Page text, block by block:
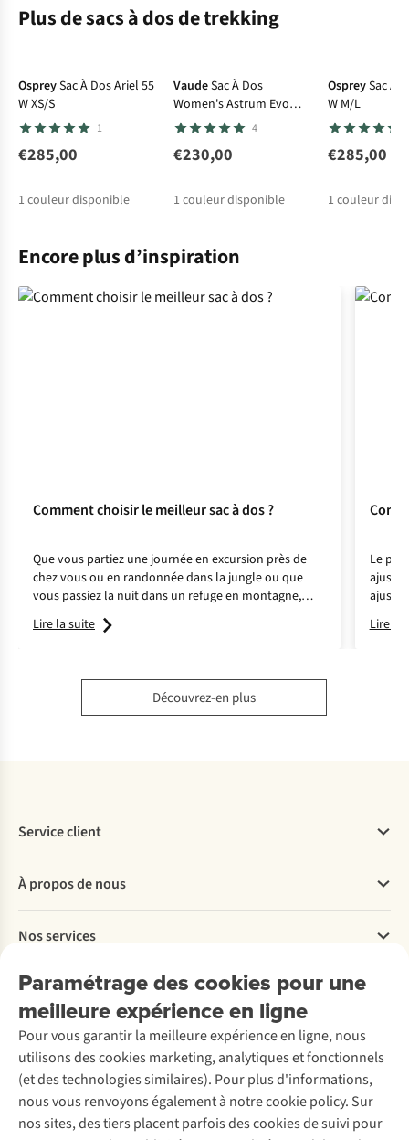
Plus de sacs à dos de trekking
OspreySac À Dos Ariel 55
W XS/S
1
€285,00
1 couleur disponible
VaudeSac À Dos
Women's Astrum Evo
55+10
4
€230,00
1 couleur disponible
OspreySac À
W M/L
€285,00
1 couleur
Encore plus d’inspiration
Comment choisir le meilleur sac à dos ?
Que vous partiez une journée en excursion près de
chez vous ou en randonnée dans la jungle ou que
vous passiez la nuit dans un refuge en montagne,
optez pour le bon sac à dos et bénéficiez ainsi d'un
confort et d'un soutien suffisants.
Lire la suite
Le
ajusté.
Lire la
Découvrez-en plus
Paramétrage des cookies pour une
meilleure expérience en ligne
Pour vous garantir la meilleure expérience en ligne, nous
utilisons des cookies marketing, analytiques et fonctionnels
(et des technologies similaires). Pour plus d'informations,
nous vous renvoyons également à notre cookie policy. Sur
nos sites, des tiers placent parfois des cookies de suivi pour
Service client
Commander
Payer
Livraison
Rétractation d'une commande
Entretien & réparations
Garantie
Contactez-nous
À propos de nous
Explore More
À propos d’Ayacucho
Nos magasins
À propos d’A.S.Adventure
Déclaration d'accessibilité
Nos services
Location / Location sports d’hiver
Entretien de ski
Service de lavage
Entretien de chaussures
Réparation de chaussures
Réparation de vêtements
Retouches
Découvrez
A.S.Magazine
Explore Camp
Gear Check
Expertise & conseils
Abonnez-vous à la newsletter